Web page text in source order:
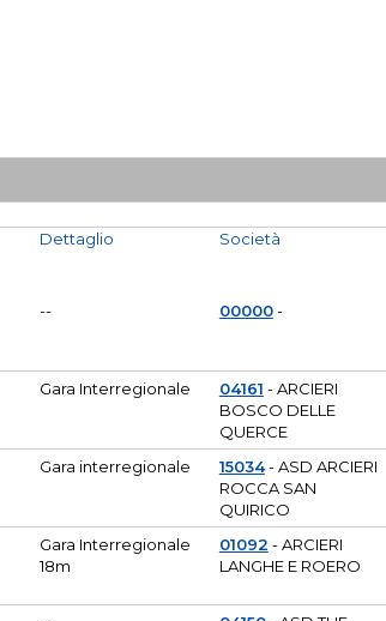
Dettaglio
--
Società
00000-
Gara Interregionale 04161 - ARCIERI
BOSCO DELLE
QUERCE
Gara interregionale 15034- ASD ARCIERI
ROCCA SAN
QUIRICO
Gara Interregionale
18m
01092 - ARCIERI
LANGHE E ROERO